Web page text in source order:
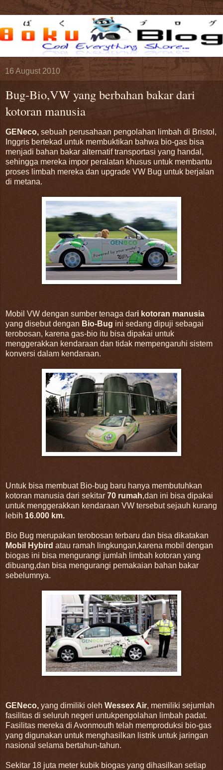
16 August 2010
Bug-Bio,VW yang berbahan bakar dari
kotoran manusia
GENeco, sebuah perusahaan pengolahan limbah di Bristol,
Inggris bertekad untuk membuktikan bahwa bio-gas bisa
menjadi bahan bakar alternatif transportasi yang handal,
sehingga mereka impor peralatan khusus untuk membantu
proses limbah mereka dan upgrade VW Bug untuk berjalan
di metana.
Mobil VW dengan sumber tenaga dari kotoran manusia
yang disebut dengan Bio-Bug ini sedang dipuji sebagai
terobosan, karena gas-bio itu bisa dipakai untuk
menggerakkan kendaraan dan tidak mempengaruhi sistem
konversi dalam kendaraan.
Untuk bisa membuat Bio-bug baru hanya membutuhkan
kotoran manusia dari sekitar 70 rumah,dan ini bisa dipakai
untuk menggerakkan kendaraan VW tersebut sejauh kurang
lebih 16.000 km.
Bio Bug merupakan terobosan terbaru dan bisa dikatakan
Mobil Hybird atau ramah lingkungan,karena mobil dengan
biogas ini bisa mengurangi jumlah limbah kotoran yang
dibuang,dan bisa mengurangi pemakaian bahan bakar
sebelumnya.
GENeco, yang dimiliki oleh Wessex Air, memiliki sejumlah
fasilitas di seluruh negeri untukpengolahan limbah padat.
Fasilitas mereka di Avonmouth telah memproduksi bio-gas
yang digunakan untuk menghasilkan listrik untuk jaringan
nasional selama bertahun-tahun.
Sekitar 18 juta meter kubik biogas yang dihasilkan setiap